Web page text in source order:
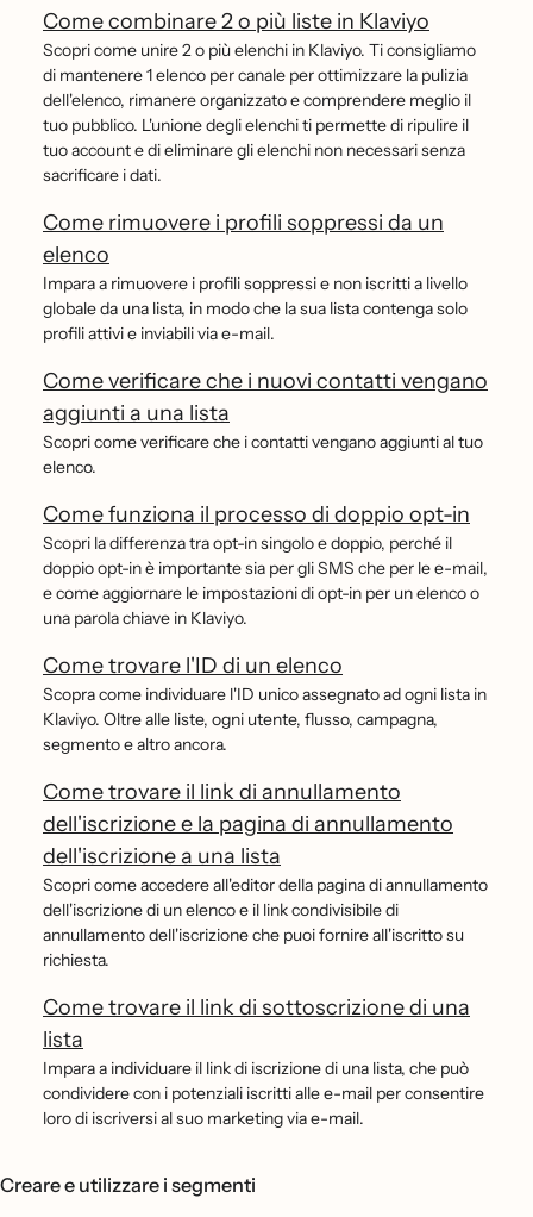
Come combinare 2 o più liste in Klaviyo
Scopri come unire 2 o più elenchi in Klaviyo. Ti consigliamo
di mantenere 1 elenco per canale per ottimizzare la pulizia
dell'elenco, rimanere organizzato e comprendere meglio il
tuo pubblico. L'unione degli elenchi ti permette di ripulire il
tuo account e di eliminare gli elenchi non necessari senza
sacrificare i dati.
Come rimuovere i profili soppressi da un
elenco
Impara a rimuovere i profili soppressi e non iscritti a livello
globale da una lista, in modo che la sua lista contenga solo
profili attivi e inviabili via e-mail.
Come verificare che i nuovi contatti vengano
aggiunti a una lista
Scopri come verificare che i contatti vengano aggiunti al tuo
elenco.
Come funziona il processo di doppio opt-in
Scopri la differenza tra opt-in singolo e doppio, perché il
doppio opt-in è importante sia per gli SMS che per le e-mail,
e come aggiornare le impostazioni di opt-in per un elenco o
una parola chiave in Klaviyo.
Come trovare l'ID di un elenco
Scopra come individuare l'ID unico assegnato ad ogni lista in
Klaviyo. Oltre alle liste, ogni utente, flusso, campagna,
segmento e altro ancora.
Come trovare il link di annullamento
dell'iscrizione e la pagina di annullamento
dell'iscrizione a una lista
Scopri come accedere all'editor della pagina di annullamento
dell'iscrizione di un elenco e il link condivisibile di
annullamento dell'iscrizione che puoi fornire all'iscritto su
richiesta.
Come trovare il link di sottoscrizione di una
lista
Impara a individuare il link di iscrizione di una lista, che può
condividere con i potenziali iscritti alle e-mail per consentire
loro di iscriversi al suo marketing via e-mail.
Creare e utilizzare i segmenti